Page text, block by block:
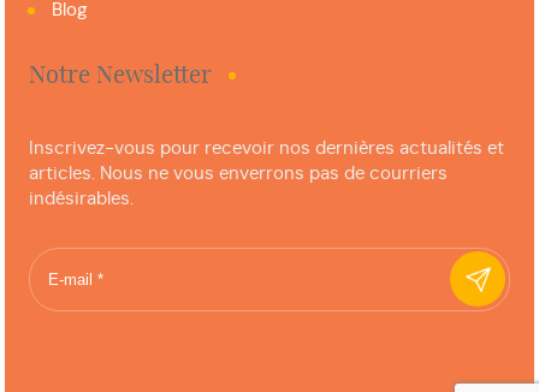
Blog
Notre Newsletter
Inscrivez-vous pour recevoir nos dernières actualités et
articles. Nous ne vous enverrons pas de courriers
indésirables.